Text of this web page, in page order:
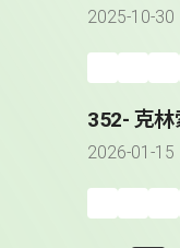
2025-10-30
352- 克
2026-01-15